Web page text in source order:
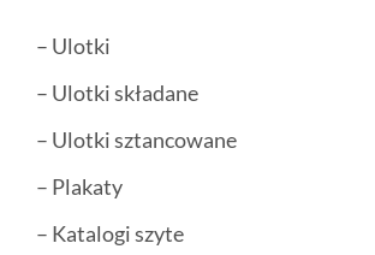
– Ulotki
– Ulotki składane
– Ulotki sztancowane
– Plakaty
– Katalogi szyte